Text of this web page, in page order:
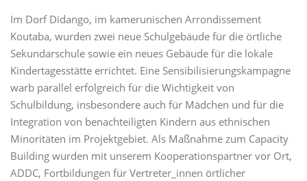
Im Dorf Didango, im kamerunischen Arrondissement
Koutaba, wurden zwei neue Schulgebäude für die örtliche
Sekundarschule sowie ein neues Gebäude für die lokale
Kindertagesstätte errichtet. Eine Sensibilisierungskampagne
warb parallel erfolgreich für die Wichtigkeit von
Schulbildung, insbesondere auch für Mädchen und für die
Integration von benachteiligten Kindern aus ethnischen
Minoritäten im Projektgebiet. Als Maßnahme zum Capacity
Building wurden mit unserem Kooperationspartner vor Ort,
ADDC, Fortbildungen für Vertreter_innen örtlicher